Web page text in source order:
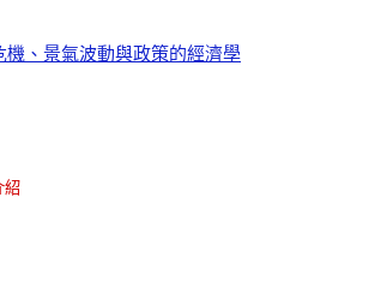
、景氣波動與政策的經濟學
紹